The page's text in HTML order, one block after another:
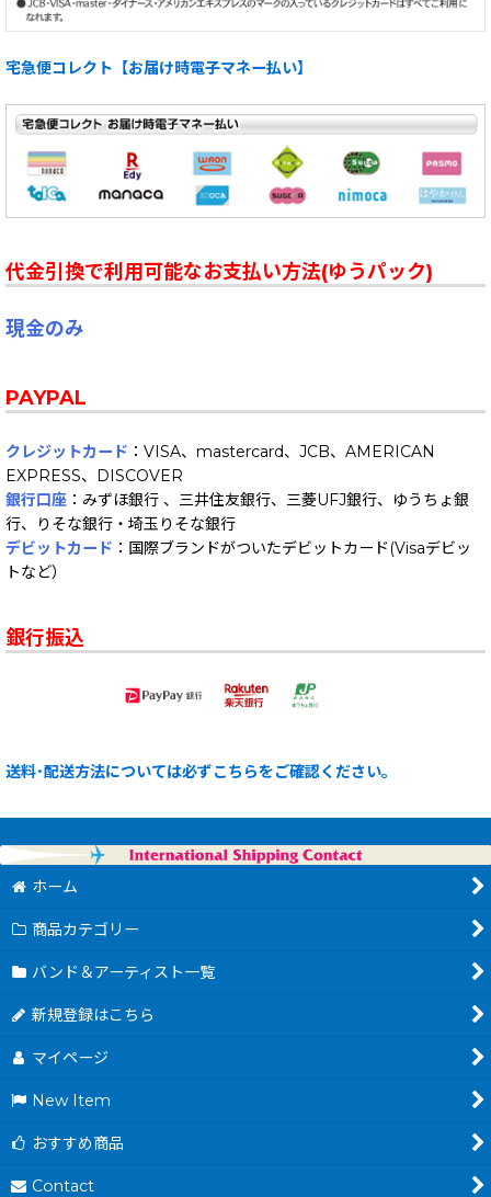
宅急便コレクト【お届け時電子マネー払い】
代金引換で利用可能なお支払い方法(ゆうパック)
現金のみ
PAYPAL
クレジットカード ：VISA、mastercard、JCB、AMERICAN
EXPRESS、DISCOVER
銀行口座 ：みずほ銀行 、三井住友銀行、三菱UFJ銀行、ゆうちょ銀
行、りそな銀行・埼玉りそな銀行
デビットカード ：国際ブランドがついたデビットカード(Visaデビッ
トなど）
銀行振込
送料･配送方法については必ずこちらをご確認ください。
ホーム
商品カテゴリー
バンド＆アーティスト一覧
新規登録はこちら
マイページ
New Item
おすすめ商品
Contact